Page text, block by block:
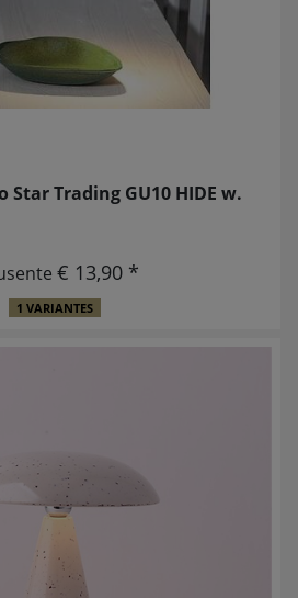
Star Trading GU10 HIDE w.
€ 13,90 *
1 VARIANTES